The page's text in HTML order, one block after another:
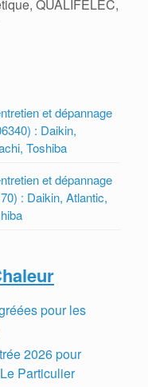
QUALIFELEC,
et dépannage
: Daikin,
Toshiba
et dépannage
: Daikin, Atlantic,
pour les
2026 pour
Particulier